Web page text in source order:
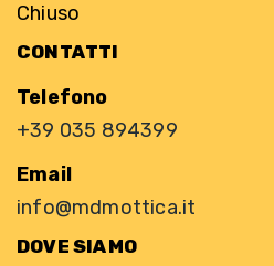
Chiuso
CONTATTI
Telefono
+39 035 894399
Email
info@mdmottica.it
DOVE SIAMO